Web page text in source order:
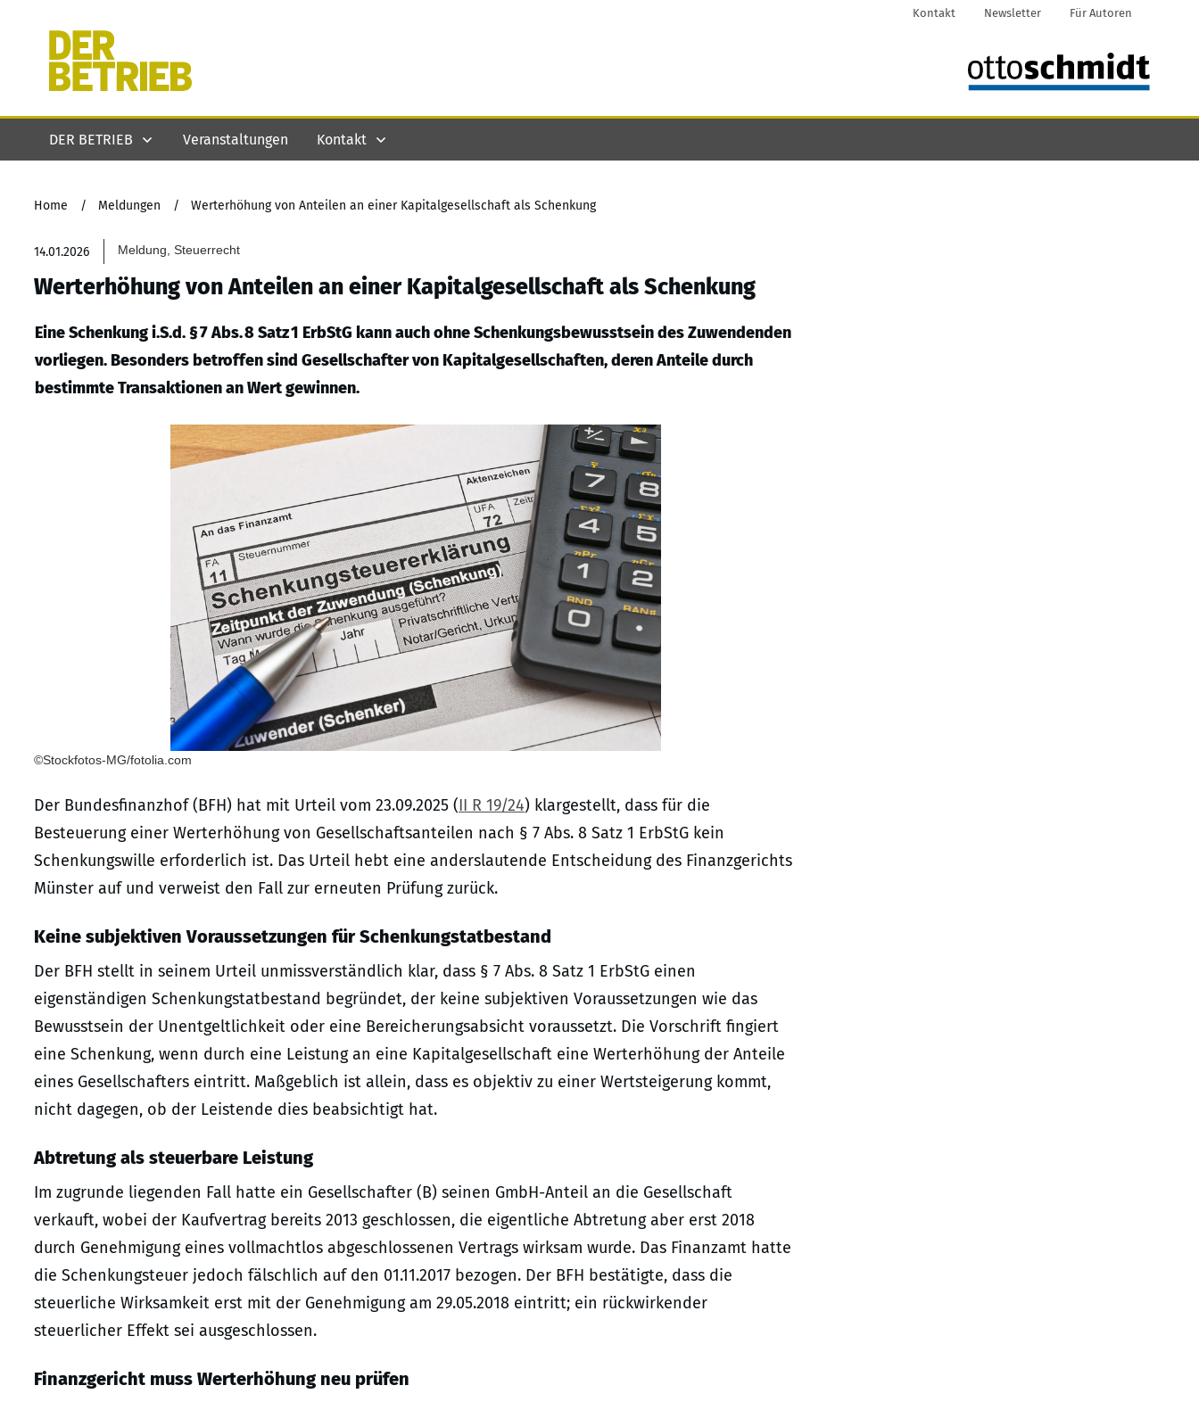
Kontakt Newsletter Für Autoren
DER BETRIEB Veranstaltungen Kontakt
Home / Meldungen / Werterhöhung von Anteilen an einer Kapitalgesellschaft als Schenkung
14.01.2026 Meldung, Steuerrecht
Werterhöhung von Anteilen an einer Kapitalgesellschaft als Schenkung
Eine Schenkung i.S.d. § 7 Abs. 8 Satz 1 ErbStG kann auch ohne Schenkungsbewusstsein des Zuwendenden
vorliegen. Besonders betroffen sind Gesellschafter von Kapitalgesellschaften, deren Anteile durch
bestimmte Transaktionen an Wert gewinnen.
©Stockfotos-MG/fotolia.com
Der Bundesfinanzhof (BFH) hat mit Urteil vom 23.09.2025 (II R 19/24) klargestellt, dass für die
Besteuerung einer Werterhöhung von Gesellschaftsanteilen nach § 7 Abs. 8 Satz 1 ErbStG kein
Schenkungswille erforderlich ist. Das Urteil hebt eine anderslautende Entscheidung des Finanzgerichts
Münster auf und verweist den Fall zur erneuten Prüfung zurück.
Keine subjektiven Voraussetzungen für Schenkungstatbestand
Der BFH stellt in seinem Urteil unmissverständlich klar, dass § 7 Abs. 8 Satz 1 ErbStG einen
eigenständigen Schenkungstatbestand begründet, der keine subjektiven Voraussetzungen wie das
Bewusstsein der Unentgeltlichkeit oder eine Bereicherungsabsicht voraussetzt. Die Vorschrift fingiert
eine Schenkung, wenn durch eine Leistung an eine Kapitalgesellschaft eine Werterhöhung der Anteile
eines Gesellschafters eintritt. Maßgeblich ist allein, dass es objektiv zu einer Wertsteigerung kommt,
nicht dagegen, ob der Leistende dies beabsichtigt hat.
Abtretung als steuerbare Leistung
Im zugrunde liegenden Fall hatte ein Gesellschafter (B) seinen GmbH-Anteil an die Gesellschaft
verkauft, wobei der Kaufvertrag bereits 2013 geschlossen, die eigentliche Abtretung aber erst 2018
durch Genehmigung eines vollmachtlos abgeschlossenen Vertrags wirksam wurde. Das Finanzamt hatte
die Schenkungsteuer jedoch fälschlich auf den 01.11.2017 bezogen. Der BFH bestätigte, dass die
steuerliche Wirksamkeit erst mit der Genehmigung am 29.05.2018 eintritt; ein rückwirkender
steuerlicher Effekt sei ausgeschlossen.
Finanzgericht muss Werterhöhung neu prüfen